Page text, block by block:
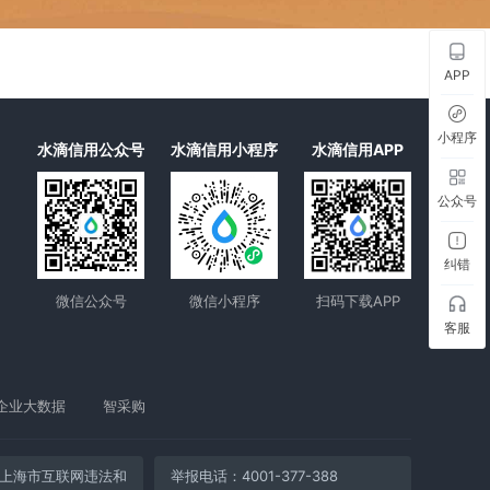
水滴信用公众号
微信公众号
水滴信用小程序
微信小程序
水滴信用APP
扫码下载APP
业大数据 智采购
上海市互联网违法和
举报电话：4001-377-388
APP
小程序
公众号
纠错
客服